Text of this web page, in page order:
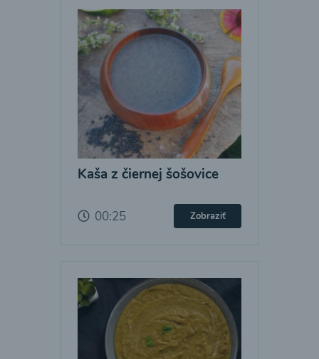
Kaša z čiernej šošovice
00:25 Zobraziť